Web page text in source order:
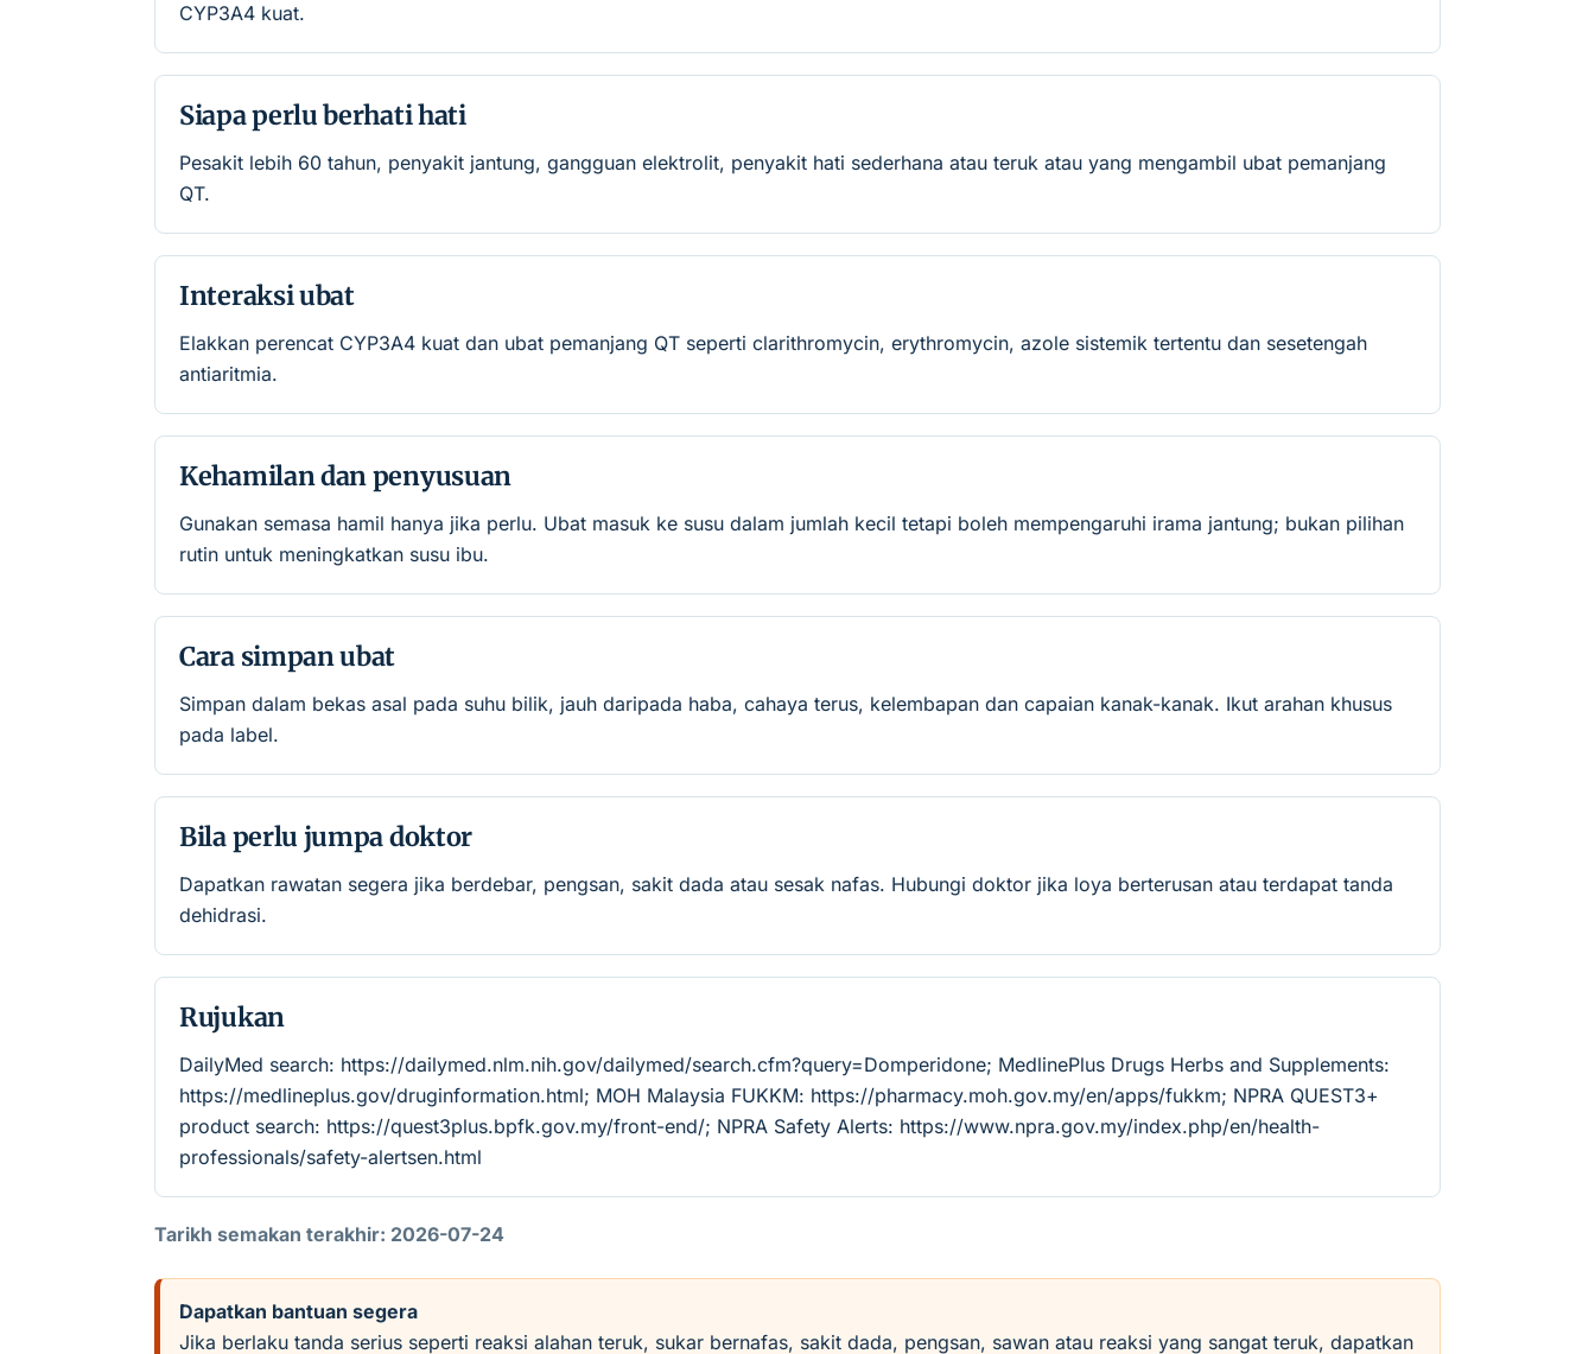
CYP3A4 kuat.
Siapa perlu berhati hati
Pesakit lebih 60 tahun, penyakit jantung, gangguan elektrolit, penyakit hati sederhana atau teruk atau yang mengambil ubat pemanjang
QT.
Interaksi ubat
Elakkan perencat CYP3A4 kuat dan ubat pemanjang QT seperti clarithromycin, erythromycin, azole sistemik tertentu dan sesetengah
antiaritmia.
Kehamilan dan penyusuan
Gunakan semasa hamil hanya jika perlu. Ubat masuk ke susu dalam jumlah kecil tetapi boleh mempengaruhi irama jantung; bukan pilihan
rutin untuk meningkatkan susu ibu.
Cara simpan ubat
Simpan dalam bekas asal pada suhu bilik, jauh daripada haba, cahaya terus, kelembapan dan capaian kanak-kanak. Ikut arahan khusus
pada label.
Bila perlu jumpa doktor
Dapatkan rawatan segera jika berdebar, pengsan, sakit dada atau sesak nafas. Hubungi doktor jika loya berterusan atau terdapat tanda
dehidrasi.
Rujukan
DailyMed search: https://dailymed.nlm.nih.gov/dailymed/search.cfm?query=Domperidone; MedlinePlus Drugs Herbs and Supplements:
https://medlineplus.gov/druginformation.html; MOH Malaysia FUKKM: https://pharmacy.moh.gov.my/en/apps/fukkm; NPRA QUEST3+
product search: https://quest3plus.bpfk.gov.my/front-end/; NPRA Safety Alerts: https://www.npra.gov.my/index.php/en/health-
professionals/safety-alertsen.html
Tarikh semakan terakhir: 2026-07-24
Dapatkan bantuan segera
Jika berlaku tanda serius seperti reaksi alahan teruk, sukar bernafas, sakit dada, pengsan, sawan atau reaksi yang sangat teruk, dapatkan